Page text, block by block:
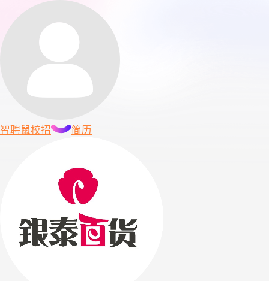
智聘鼠校招 简历